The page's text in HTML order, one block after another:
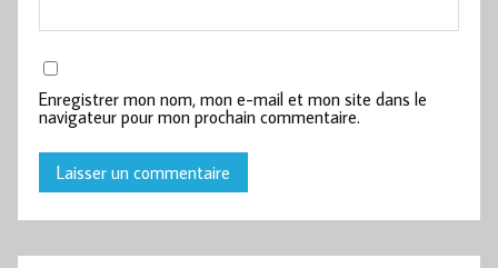
Enregistrer mon nom, mon e-mail et mon site dans le
navigateur pour mon prochain commentaire.